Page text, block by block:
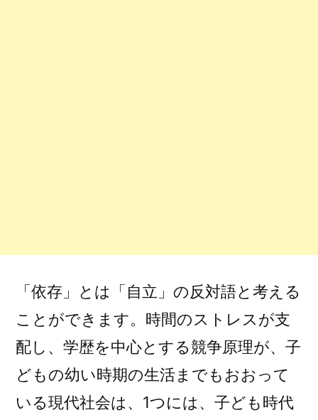
「依存」とは「自立」の反対語と考える
ことができます。時間のストレスが支
配し、学歴を中心とする競争原理が、子
どもの幼い時期の生活までもおおって
いる現代社会は、1つには、子ども時代